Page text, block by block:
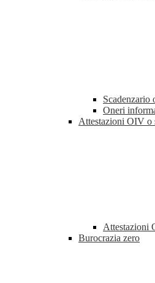
Scadenzario
Oneri
Attestazioni OIV o
Attestazioni
Burocrazia zero